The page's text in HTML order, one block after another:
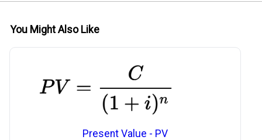
You Might Also Like
Present Value - PV